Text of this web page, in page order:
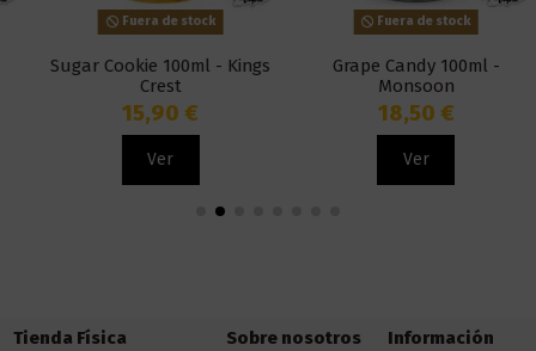
Fuera de stock
Sugar Cookie 100ml - Kings
Crest
15,90 €
Ver
Fuera de stock
Grape Candy 100ml -
Monsoon
18,50 €
Ver
Tienda Física Sobre nosotros Información